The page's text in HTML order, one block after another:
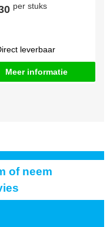
per stuks
leverbaar
Meer informatie
of neem